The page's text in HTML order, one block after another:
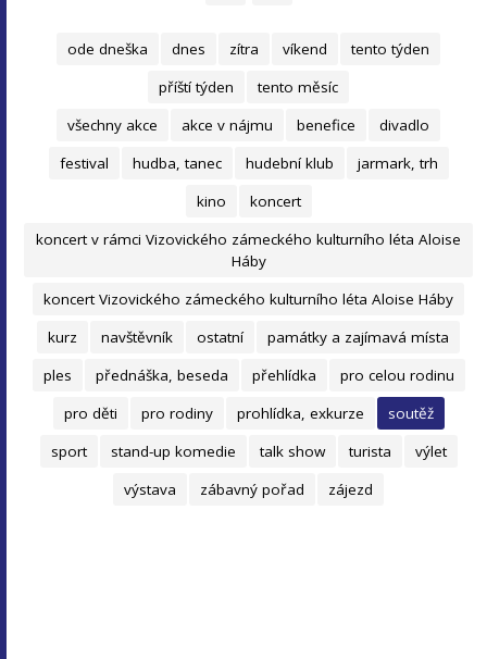
ode dneška dnes zítra víkend
tento týden
příští týden
tento měsíc
všechny akce
akce v nájmu benefice
divadlo
festival
hudba, tanec hudební klub
jarmark, trh
kino
koncert
koncert v rámci Vizovického zámeckého kulturního léta Aloise
Háby
koncert Vizovického zámeckého kulturního léta Aloise Háby
kurz
navštěvník ostatní
památky a zajímavá místa
ples
přednáška, beseda přehlídka
pro celou rodinu
pro děti
pro rodiny prohlídka, exkurze
soutěž
sport
stand-up komedie talk show turista
výlet
výstava
zábavný pořad zájezd